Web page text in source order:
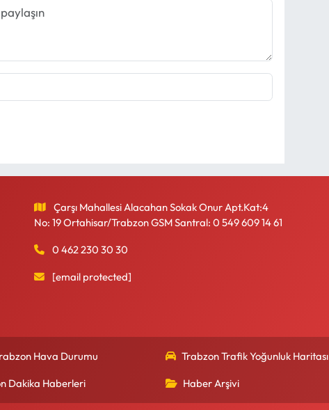
Çarşı Mahallesi Alacahan Sokak Onur Apt.Kat:4
No: 19 Ortahisar/Trabzon GSM Santral: 0 549 609 14 61
0 462 230 30 30
[email protected]
Hava Durumu Trabzon Trafik Yoğunluk Haritası
Dakika Haberleri Haber Arşivi